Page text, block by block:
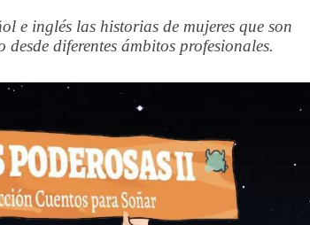
e inglés las historias de mujeres que son
diferentes ámbitos profesionales.